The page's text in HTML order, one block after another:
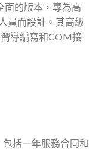
面的版本，專為高
員而設計。其高級
導編寫和COM接
括一年服務合同和